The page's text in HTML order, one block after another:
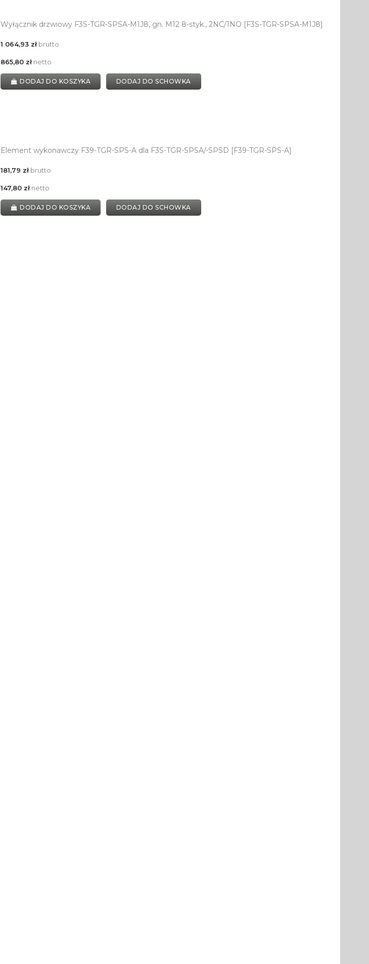
Wyłącznik drzwiowy F3S-TGR-SPSA-M1J8, gn. M12 8-styk., 2NC/1NO [F3S-TGR-SPSA-M1J8]
1 064,93 złbrutto
865,80 złnetto
DODAJ DO KOSZYKA DODAJ DO SCHOWKA
Element wykonawczy F39-TGR-SPS-A dla F3S-TGR-SPSA/-SPSD [F39-TGR-SPS-A]
181,79 złbrutto
147,80 złnetto
DODAJ DO KOSZYKA DODAJ DO SCHOWKA